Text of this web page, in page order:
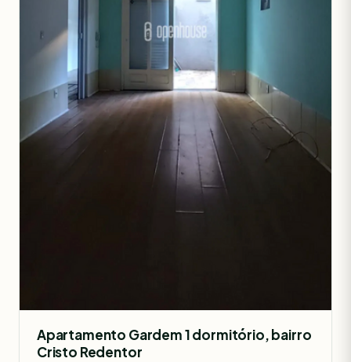
Apartamento Gardem 1 dormitório, bairro
Cristo Redentor